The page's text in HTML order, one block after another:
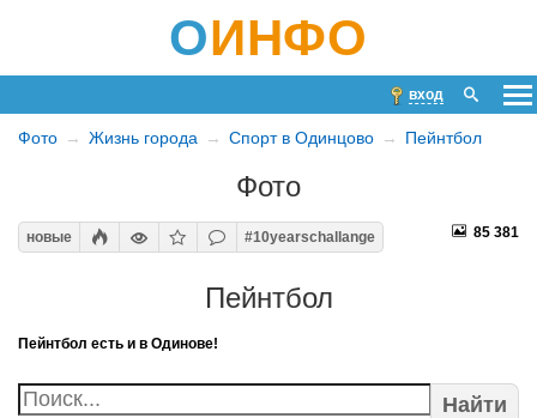
ОИНФО
вход
Фото Жизнь города Спорт в Одинцово Пейнтбол
Фото
85 381
новые #10yearschallange
Пейнтбол
Пейнтбол есть и в Одинове!
Найти